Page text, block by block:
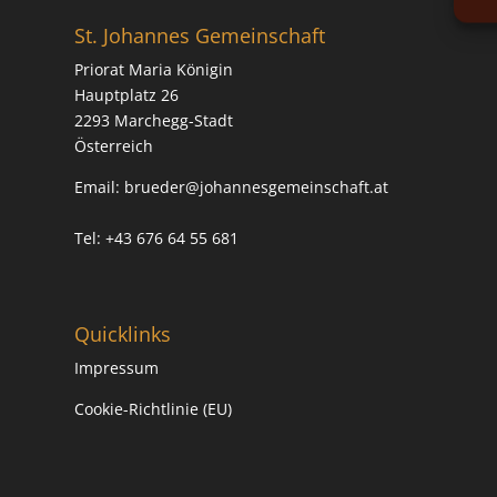
St. Johannes Gemeinschaft
Priorat Maria Königin
Hauptplatz 26
2293 Marchegg-Stadt
Österreich
Email: brueder@johannesgemeinschaft.at
Tel: +43 676 64 55 681
Quicklinks
Impressum
Cookie-Richtlinie (EU)